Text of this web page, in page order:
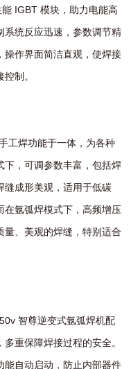
IGBT 模块，助力电能高
系统反应迅速，参数调节精
操作界面简洁直观，使焊接
制。
工焊功能于一体，为各种
下，可调参数丰富，包括焊
缝成形美观，适用于低碳
在氩弧焊模式下，高频增压
量、美观的焊缝，特别适合
智尊逆变式氩弧焊机配
重保障焊接过程的安全。
能自动启动，防止内部器件